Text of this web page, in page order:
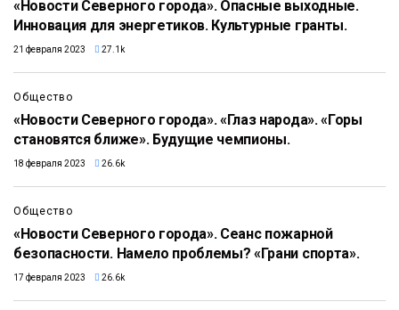
«Новости Северного города». Опасные выходные.
Инновация для энергетиков. Культурные гранты.
21 февраля 2023 27.1k
24:35
Общество
«Новости Северного города». «Глаз народа». «Горы
становятся ближе». Будущие чемпионы.
18 февраля 2023 26.6k
22:06
Общество
«Новости Северного города». Сеанс пожарной
безопасности. Намело проблемы? «Грани спорта».
17 февраля 2023 26.6k
23:15